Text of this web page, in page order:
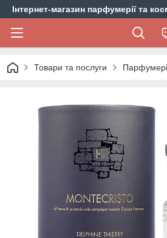
Інтернет-магазин парфумерії та
Товари та послуги